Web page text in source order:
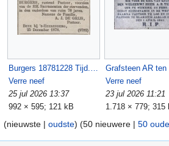
Verre neef
25 jul 2026 13:37
992 × 595; 121 kB
Verre neef
23 jul 2026 11:21
1.718 × 779; 315
(nieuwste | oudste) (50 nieuwere | 50